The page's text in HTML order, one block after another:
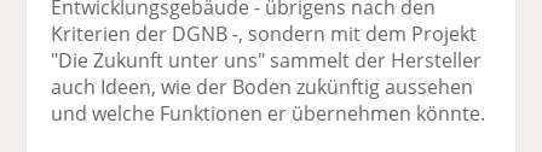
Entwicklungsgebäude - übrigens nach den
Kriterien der DGNB -, sondern mit dem Projekt
"Die Zukunft unter uns" sammelt der Hersteller
auch Ideen, wie der Boden zukünftig aussehen
und welche Funktionen er übernehmen könnte.